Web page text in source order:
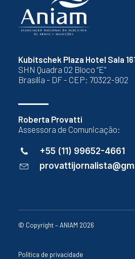
Kubitschek Plaza Hotel Sala
SHN Quadra 02 Bloco “E”
Brasília - DF - CEP: 70322-902
Roberta Provatti
Assessora de Comunicação:
+55 (11) 99652-4661
© Copyright – ANIAM 2026
Política de privacidade